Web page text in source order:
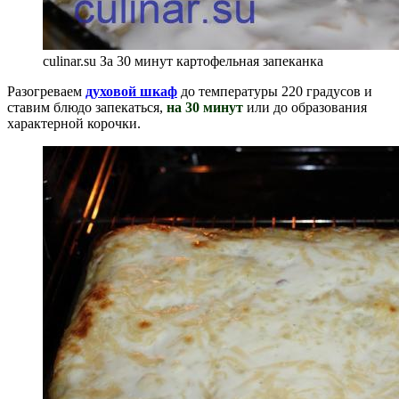
culinar.su За 30 минут картофельная запеканка
Разогреваем духовой шкаф до температуры 220 градусов и
ставим блюдо запекаться, на 30 минут или до образования
характерной корочки.